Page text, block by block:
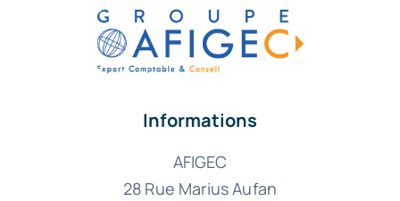
Informations
AFIGEC
28 Rue Marius Aufan